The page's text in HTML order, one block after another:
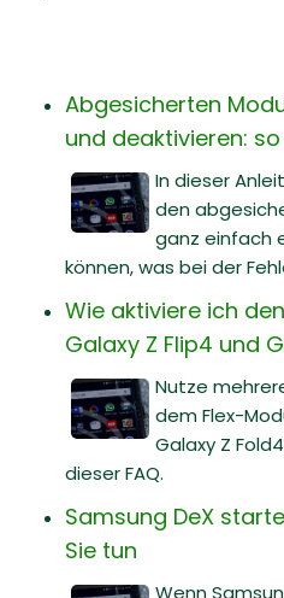
Abgesicherten
und deaktivieren:
In dieser
den
ganz einfach
können, was bei der
Wie aktiviere ich
Galaxy Z Flip4 und
Nutze
dem Flex-
Galaxy Z
dieser FAQ.
Samsung DeX
Sie tun
Wenn